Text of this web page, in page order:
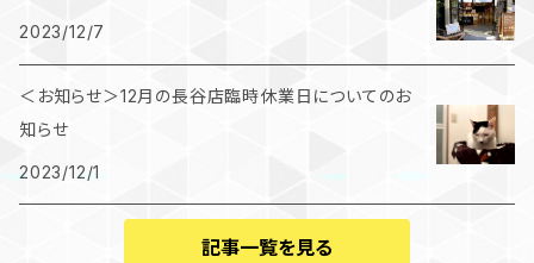
2023/12/7
＜お知らせ＞12月の長谷店臨時休業日についてのお
知らせ
2023/12/1
記事一覧を見る